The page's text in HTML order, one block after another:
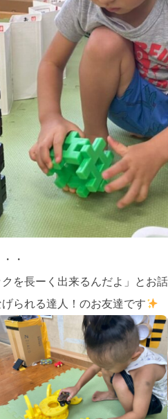
・
を長ーく出来るんだよ」とお話
られる達人！のお友達です